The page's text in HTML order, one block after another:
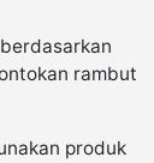
rambut
produk